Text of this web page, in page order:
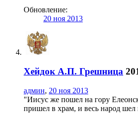
Обновление:
20 ноя 2013
Хейдок А.П. Грешница
админ, 20 ноя 2013
"Иисус же пошел на гору
пришел в храм, и весь народ